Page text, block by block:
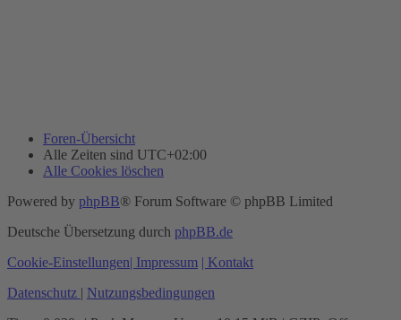
Foren-Übersicht
Alle Zeiten sind UTC+02:00
Alle Cookies löschen
Powered by phpBB® Forum Software © phpBB Limited
Deutsche Übersetzung durch phpBB.de
Cookie-Einstellungen| Impressum | Kontakt
Datenschutz | Nutzungsbedingungen